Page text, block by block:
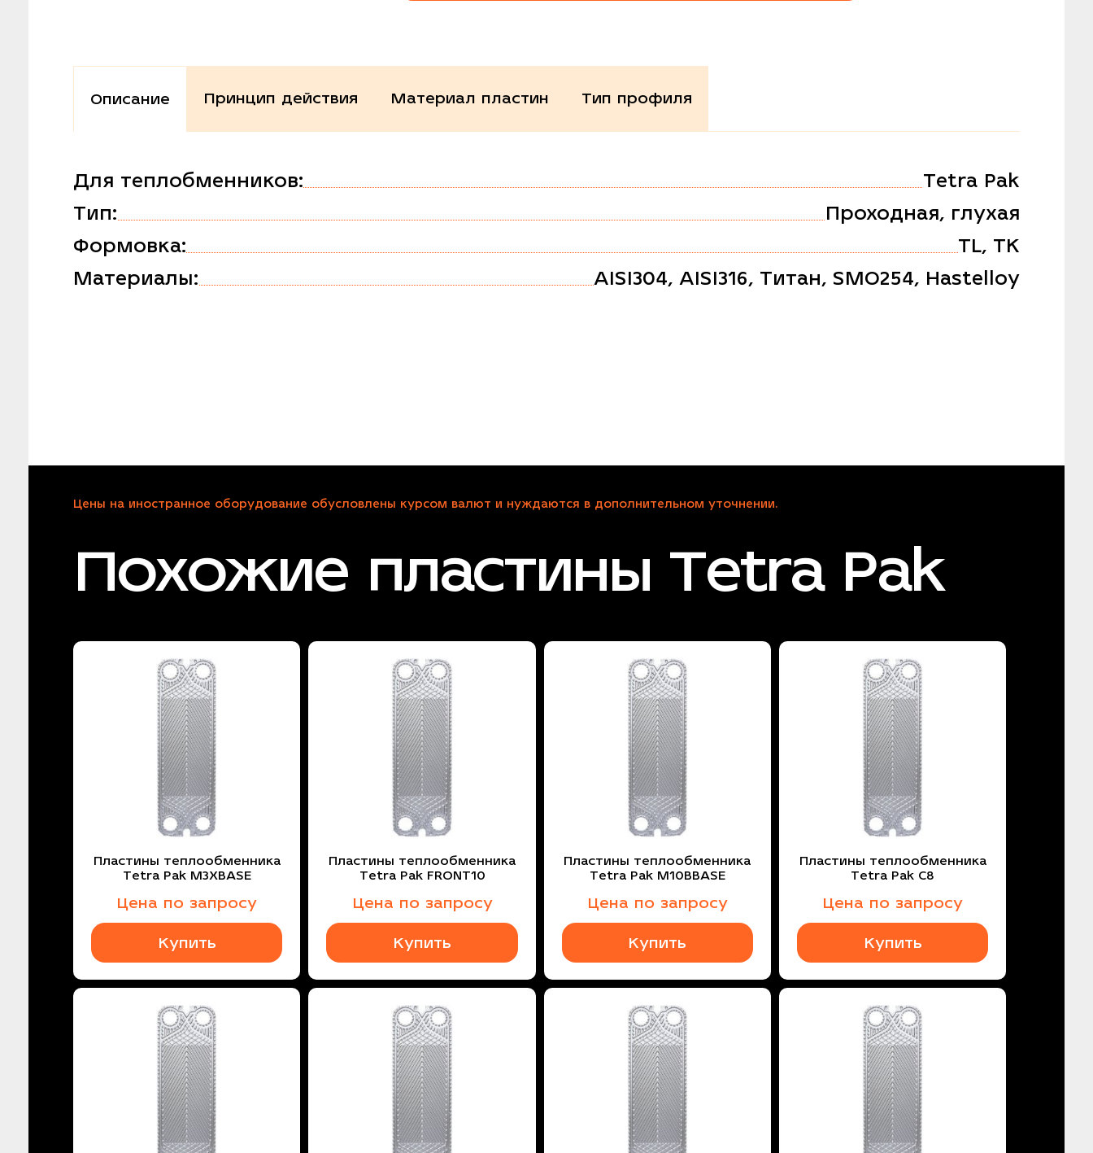
Описание Принцип действия Материал пластин Тип профиля
Для теплобменников:
Tetra Pak
Тип:
Проходная, глухая
Формовка:
TL, TK
Материалы:
AISI304, AISI316, Титан, SMO254, Hastelloy
Цены на иностранное оборудование обусловлены курсом валют и нуждаются в дополнительном уточнении.
Похожие пластины Tetra Pak
Пластины теплообменника
Tetra Pak M3XBASE
Цена по запросу
Купить
Пластины теплообменника
Tetra Pak FRONT10
Цена по запросу
Купить
Пластины теплообменника
Tetra Pak M10BBASE
Цена по запросу
Купить
Пластины теплообменника
Tetra Pak C8
Цена по запросу
Купить